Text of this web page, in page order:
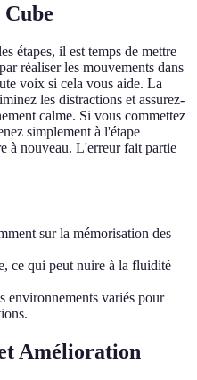
étapes, il est temps de mettre
réaliser les mouvements dans
voix si cela vous aide. La
les distractions et assurez-
calme. Si vous commettez
simplement à l'étape
à nouveau. L'erreur fait partie
sur la mémorisation des
ce qui peut nuire à la fluidité
environnements variés pour
Amélioration